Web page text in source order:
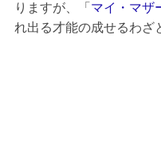
りますが、「 マイ・マザ
れ出る才能の成せるわざ